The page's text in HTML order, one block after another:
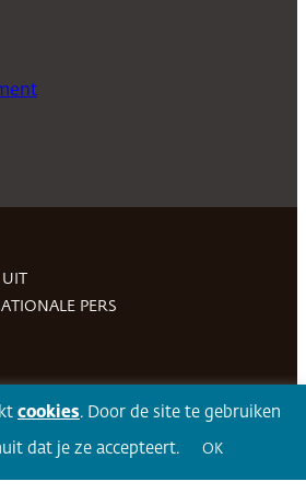
UIT
PERS
Volg 360Facebook LinkedIn Twitter
cookies. Door de site te gebruiken
dat je ze accepteert. OK